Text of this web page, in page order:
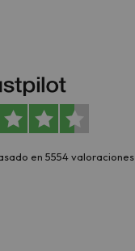
en 5554 valoraciones